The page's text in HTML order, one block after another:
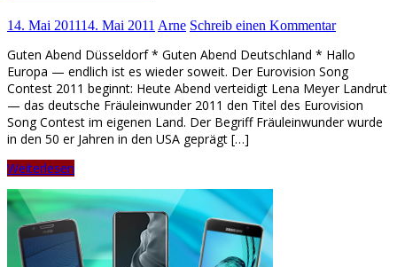
14. Mai 201114. Mai 2011 Arne Schreib einen Kommentar
Guten Abend Düsseldorf * Guten Abend Deutschland * Hallo
Europa — endlich ist es wieder soweit. Der Eurovision Song
Contest 2011 beginnt: Heute Abend verteidigt Lena Meyer Landrut
— das deutsche Fräuleinwunder 2011 den Titel des Eurovision
Song Contest im eigenen Land. Der Begriff Fräuleinwunder wurde
in den 50 er Jahren in den USA geprägt […]
Weiterlesen